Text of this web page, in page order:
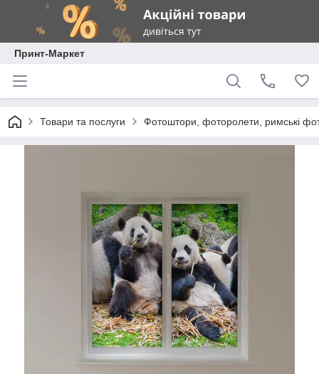
Принт-Маркет
Товари та послуги Фотоштори, фоторолети, римські